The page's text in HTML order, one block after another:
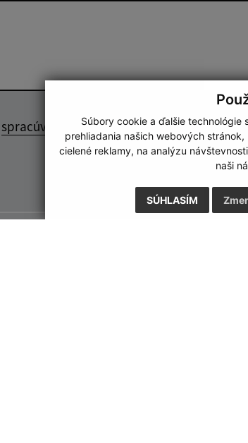
Súbory cookie a ďalšie technológie
prehliadania našich webových
cielené reklamy, na analýzu
naši
SÚHLASÍM
spracúvaním
Odoslať správu